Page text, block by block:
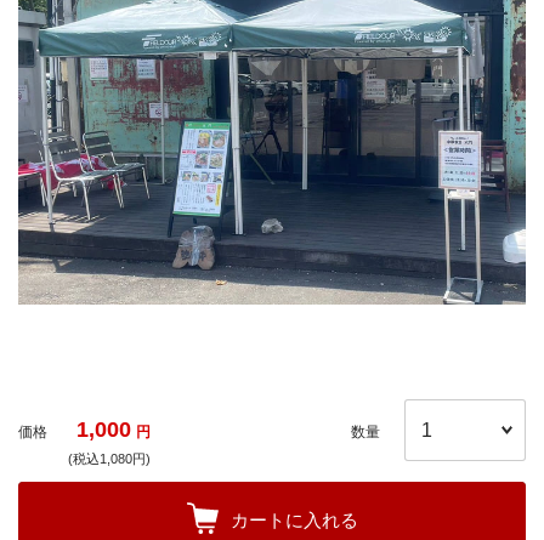
価格 1,000 円
(税込1,080円)
数量
カートに入れる